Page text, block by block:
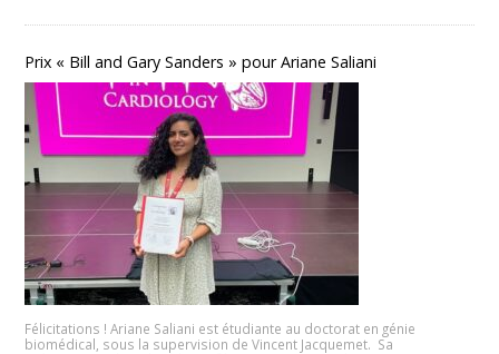
Prix « Bill and Gary Sanders » pour Ariane Saliani
Félicitations ! Ariane Saliani est étudiante au doctorat en génie
biomédical, sous la supervision de Vincent Jacquemet. Sa